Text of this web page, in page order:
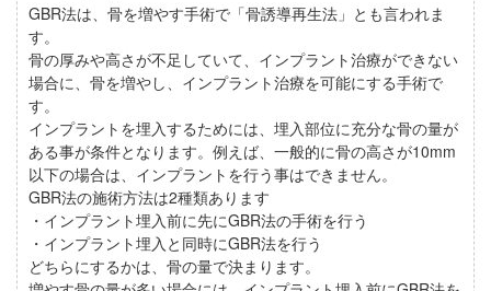
GBR法は、骨を増やす手術で「骨誘導再生法」とも言われま
す。
骨の厚みや高さが不足していて、インプラント治療ができない
場合に、骨を増やし、インプラント治療を可能にする手術で
す。
インプラントを埋入するためには、埋入部位に充分な骨の量が
ある事が条件となります。例えば、一般的に骨の高さが10mm
以下の場合は、インプラントを行う事はできません。
GBR法の施術方法は2種類あります
・インプラント埋入前に先にGBR法の手術を行う
・インプラント埋入と同時にGBR法を行う
どちらにするかは、骨の量で決まります。